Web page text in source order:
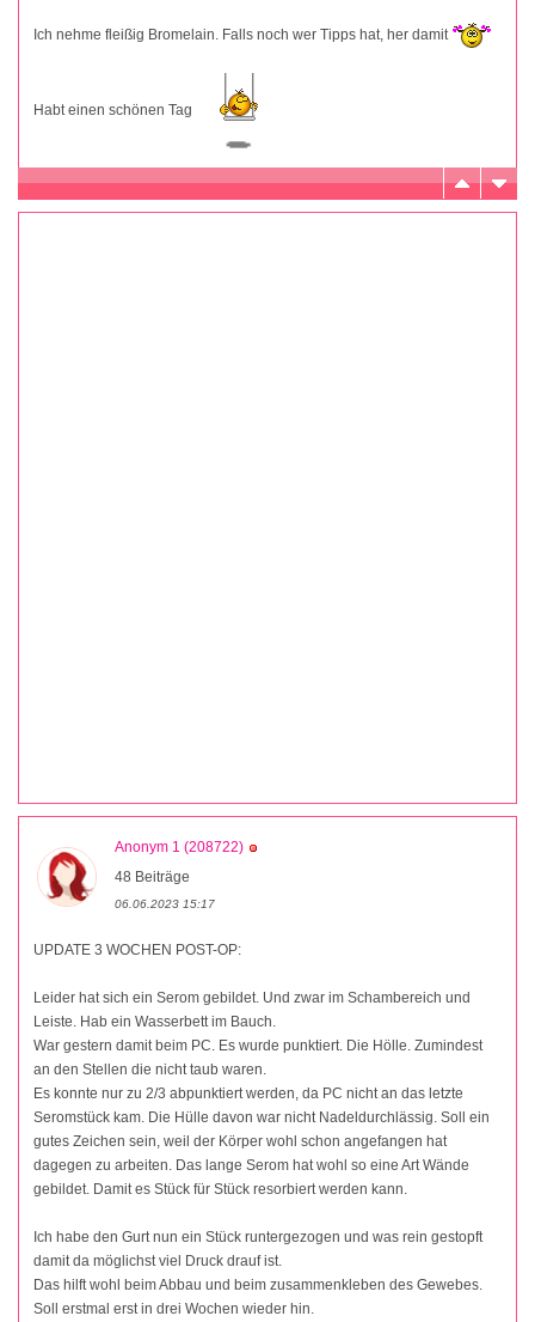
Ich nehme fleißig Bromelain. Falls noch wer Tipps hat, her damit
Habt einen schönen Tag
Anonym 1 (208722)
48 Beiträge
06.06.2023 15:17
UPDATE 3 WOCHEN POST-OP:
Leider hat sich ein Serom gebildet. Und zwar im Schambereich und
Leiste. Hab ein Wasserbett im Bauch.
War gestern damit beim PC. Es wurde punktiert. Die Hölle. Zumindest
an den Stellen die nicht taub waren.
Es konnte nur zu 2/3 abpunktiert werden, da PC nicht an das letzte
Seromstück kam. Die Hülle davon war nicht Nadeldurchlässig. Soll ein
gutes Zeichen sein, weil der Körper wohl schon angefangen hat
dagegen zu arbeiten. Das lange Serom hat wohl so eine Art Wände
gebildet. Damit es Stück für Stück resorbiert werden kann.
Ich habe den Gurt nun ein Stück runtergezogen und was rein gestopft
damit da möglichst viel Druck drauf ist.
Das hilft wohl beim Abbau und beim zusammenkleben des Gewebes.
Soll erstmal erst in drei Wochen wieder hin.